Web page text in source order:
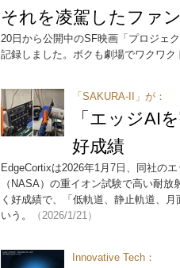
それを凌駕したファ
20日から公開中のSF映画「プロジェ
記録しました。ボクも劇場でワクワク
「SAKURA-II」が：
「エッジAI
好成績
EdgeCortixは2026年1月7日、同社の
（NASA）の重イオン試験で高い耐
く好成績で、「低軌道、静止軌道、
いう。
（2026/1/21）
Innovative Tech：